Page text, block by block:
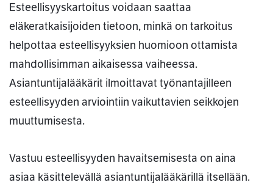
Esteellisyyskartoitus voidaan saattaa
eläkeratkaisijoiden tietoon, minkä on tarkoitus
helpottaa esteellisyyksien huomioon ottamista
mahdollisimman aikaisessa vaiheessa.
Asiantuntijalääkärit ilmoittavat työnantajilleen
esteellisyyden arviointiin vaikuttavien seikkojen
muuttumisesta.
Vastuu esteellisyyden havaitsemisesta on aina
asiaa käsittelevällä asiantuntijalääkärillä itsellään.